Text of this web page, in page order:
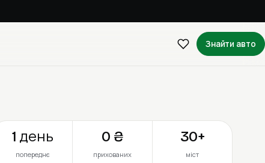
Знайти авто
1 день
попереднє
0 ₴
прихованих
30+
міст